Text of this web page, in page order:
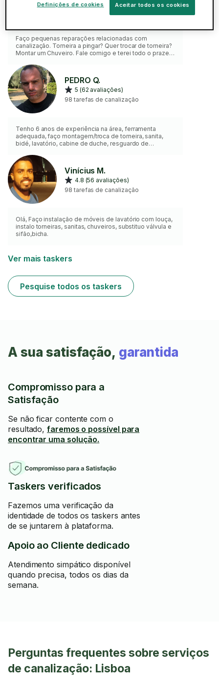
75 tarefas de canalização
Faço pequenas reparações relacionadas com
canalização. Torneira a pingar? Quer trocar de torneira?
Montar um Chuveiro. Fale comigo e terei todo o prazer
faço desentupimentos, gás ou algo que meta troca de
canalizações ou partir paredes.
PEDRO Q.
5 (62 avaliações)
98 tarefas de canalização
Tenho 6 anos de experiência na área, ferramenta
adequada, faço montagem/troca de torneira, sanita,
bidé, lavatório, cabine de duche, resguardo de
máquinas de lavar roupa e loiça, montagem de lava
loiça
Vinícius M.
4.8 (56 avaliações)
98 tarefas de canalização
Olá, Faço instalação de móveis de lavatório com louça,
instalo torneiras, sanitas, chuveiros, substituo válvula e
sifão,bicha.
Ver mais taskers
Pesquise todos os taskers
A sua satisfação, garantida
Compromisso para a
Satisfação
Se não ficar contente com o
resultado,faremos o possível para
encontrar uma solução.
Taskers verificados
Fazemos uma verificação da
identidade de todos os taskers antes
de se juntarem à plataforma.
Apoio ao Cliente dedicado
Atendimento simpático disponível
quando precisa, todos os dias da
semana.
Perguntas frequentes sobre serviços
de canalização: Lisboa
Aceitar todos os cookies
Definições de cookies